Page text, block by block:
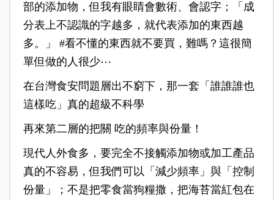
部的添加物，但我有眼睛會數術、會認字；「成
分表上不認識的字越多，就代表添加的東西越
多。」 #看不懂的東西就不要買，難嗎？這很簡
單但做的人很少⋯
在台灣食安問題層出不窮下，那一套「誰誰誰也
這樣吃」真的超級不科學
再來第二層的把關 吃的頻率與份量！
現代人外食多，要完全不接觸添加物或加工產品
真的不容易，但我們可以「減少頻率」與「控制
份量」；不是把零食當狗糧撒，把海苔當紅包在